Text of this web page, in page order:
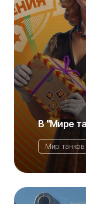
В "Мире
Мир танков